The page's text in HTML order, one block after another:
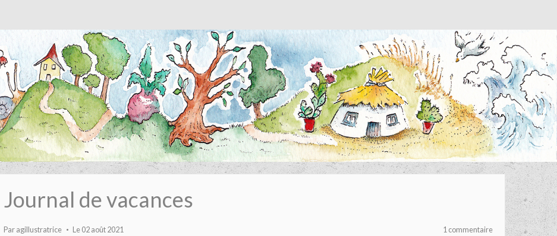
Journal de vacances
Par agillustratrice Le 02 août 2021 1 commentaire